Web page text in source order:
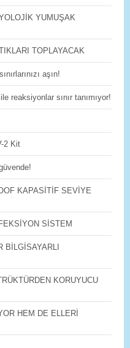
YUMUŞAK
TOPLAYACAK
aşın!
reaksiyonlar sınır tanımıyor!
2 Kit
KAPASİTİF SEVİYE
SİSTEM
BİLGİSAYARLI
KORUYUCU
HEM DE ELLERİ